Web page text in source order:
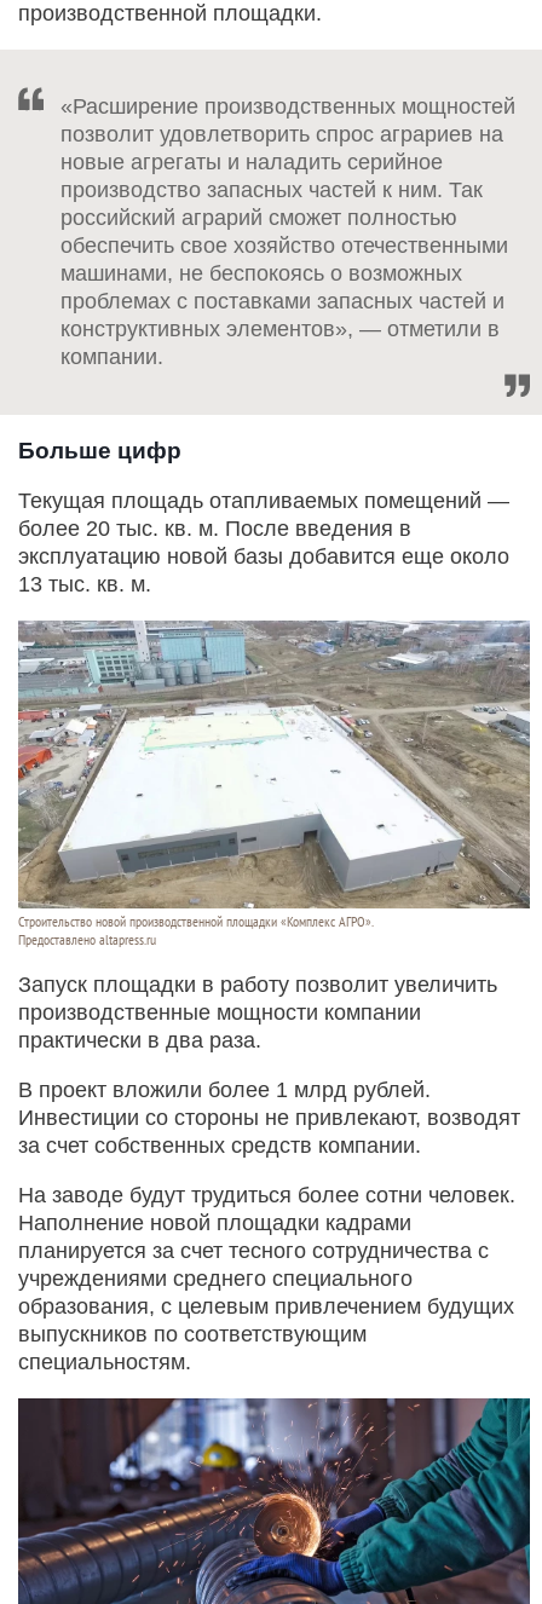
производственной площадки.
«Расширение производственных мощностей
позволит удовлетворить спрос аграриев на
новые агрегаты и наладить серийное
производство запасных частей к ним. Так
российский аграрий сможет полностью
обеспечить свое хозяйство отечественными
машинами, не беспокоясь о возможных
проблемах с поставками запасных частей и
конструктивных элементов», — отметили в
компании.
Больше цифр
Текущая площадь отапливаемых помещений —
более 20 тыс. кв. м. После введения в
эксплуатацию новой базы добавится еще около
13 тыс. кв. м.
Строительство новой производственной площадки «Комплекс АГРО».
Предоставлено altapress.ru
Запуск площадки в работу позволит увеличить
производственные мощности компании
практически в два раза.
В проект вложили более 1 млрд рублей.
Инвестиции со стороны не привлекают, возводят
за счет собственных средств компании.
На заводе будут трудиться более сотни человек.
Наполнение новой площадки кадрами
планируется за счет тесного сотрудничества с
учреждениями среднего специального
образования, с целевым привлечением будущих
выпускников по соответствующим
специальностям.